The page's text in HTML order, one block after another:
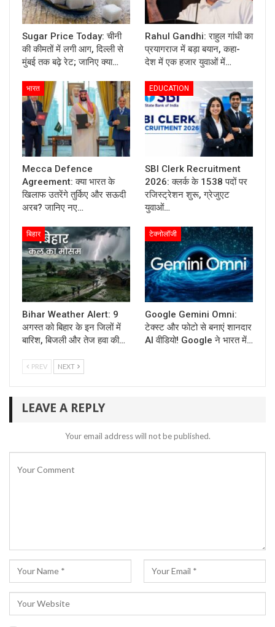
Sugar Price Today: चीनी
की कीमतों में लगी आग, दिल्ली से
मुंबई तक बढ़े रेट; जानिए क्या…
Rahul Gandhi: राहुल गांधी का
प्रयागराज में बड़ा बयान, कहा-
देश में एक हजार युवाओं में…
भारत
Mecca Defence
Agreement: क्या भारत के
खिलाफ उतरेंगे तुर्किए और सऊदी
अरब? जानिए नए…
EDUCATION
SBI Clerk Recruitment
2026: क्लर्क के 1538 पदों पर
रजिस्ट्रेशन शुरू, ग्रेजुएट
युवाओं…
बिहार
Bihar Weather Alert: 9
अगस्त को बिहार के इन जिलों में
बारिश, बिजली और तेज हवा की…
टेक्नोलॉजी
Google Gemini Omni:
टेक्स्ट और फोटो से बनाएं शानदार
AI वीडियो! Google ने भारत में…
PREV NEXT
LEAVE A REPLY
Your email address will not be published.